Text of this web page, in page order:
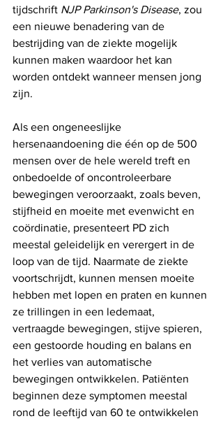
tijdschrift NJP Parkinson's Disease, zou
een nieuwe benadering van de
bestrijding van de ziekte mogelijk
kunnen maken waardoor het kan
worden ontdekt wanneer mensen jong
zijn.
Als een ongeneeslijke
hersenaandoening die één op de 500
mensen over de hele wereld treft en
onbedoelde of oncontroleerbare
bewegingen veroorzaakt, zoals beven,
stijfheid en moeite met evenwicht en
coördinatie, presenteert PD zich
meestal geleidelijk en verergert in de
loop van de tijd. Naarmate de ziekte
voortschrijdt, kunnen mensen moeite
hebben met lopen en praten en kunnen
ze trillingen in een ledemaat,
vertraagde bewegingen, stijve spieren,
een gestoorde houding en balans en
het verlies van automatische
bewegingen ontwikkelen. Patiënten
beginnen deze symptomen meestal
rond de leeftijd van 60 te ontwikkelen